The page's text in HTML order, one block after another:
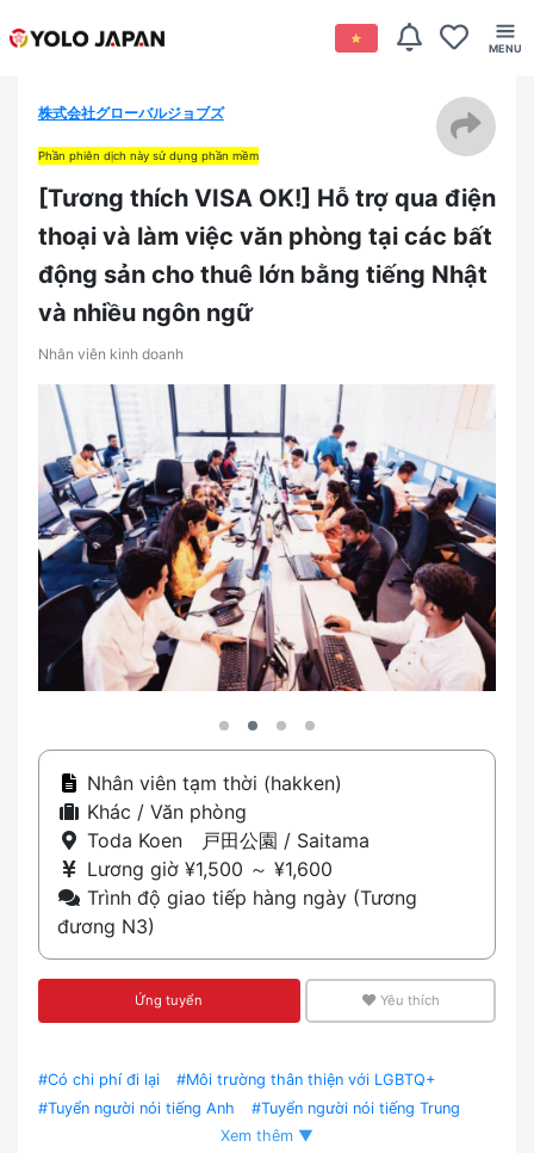
株式会社グローバルジョブズ
Phần phiên dịch này sử dụng phần mềm
[Tương thích VISA OK!] Hỗ trợ qua điện
thoại và làm việc văn phòng tại các bất
động sản cho thuê lớn bằng tiếng Nhật
và nhiều ngôn ngữ
Nhân viên kinh doanh
Nhân viên tạm thời (hakken)
Khác / Văn phòng
Toda Koen 戸田公園 / Saitama
Lương giờ ¥1,500 ～ ¥1,600
Trình độ giao tiếp hàng ngày (Tương
đương N3)
Ứng tuyển Yêu thích
#Có chi phí đi lại
#Môi trường thân thiện với LGBTQ+
#Tuyển người nói tiếng Anh
#Tuyển người nói tiếng Trung
#Tuyển người nói tiếng Hàn
#Tuyển người nói tiếng Việt
Xem thêm ▼